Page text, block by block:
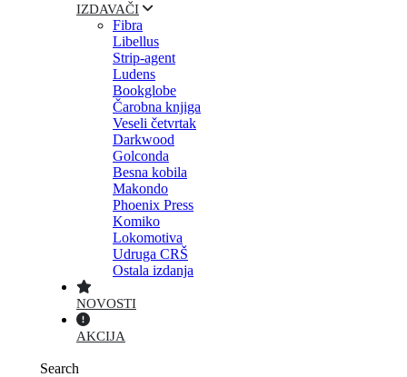
IZDAVAČI
Fibra
Libellus
Strip-agent
Ludens
Bookglobe
Čarobna knjiga
Veseli četvrtak
Darkwood
Golconda
Besna kobila
Makondo
Phoenix Press
Komiko
Lokomotiva
Udruga CRŠ
Ostala izdanja
NOVOSTI
AKCIJA
Search